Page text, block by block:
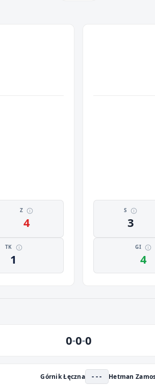
Z
4
TK
1
S
3
GI
4
0-0-0
Górnik Łęczna - - - Hetman